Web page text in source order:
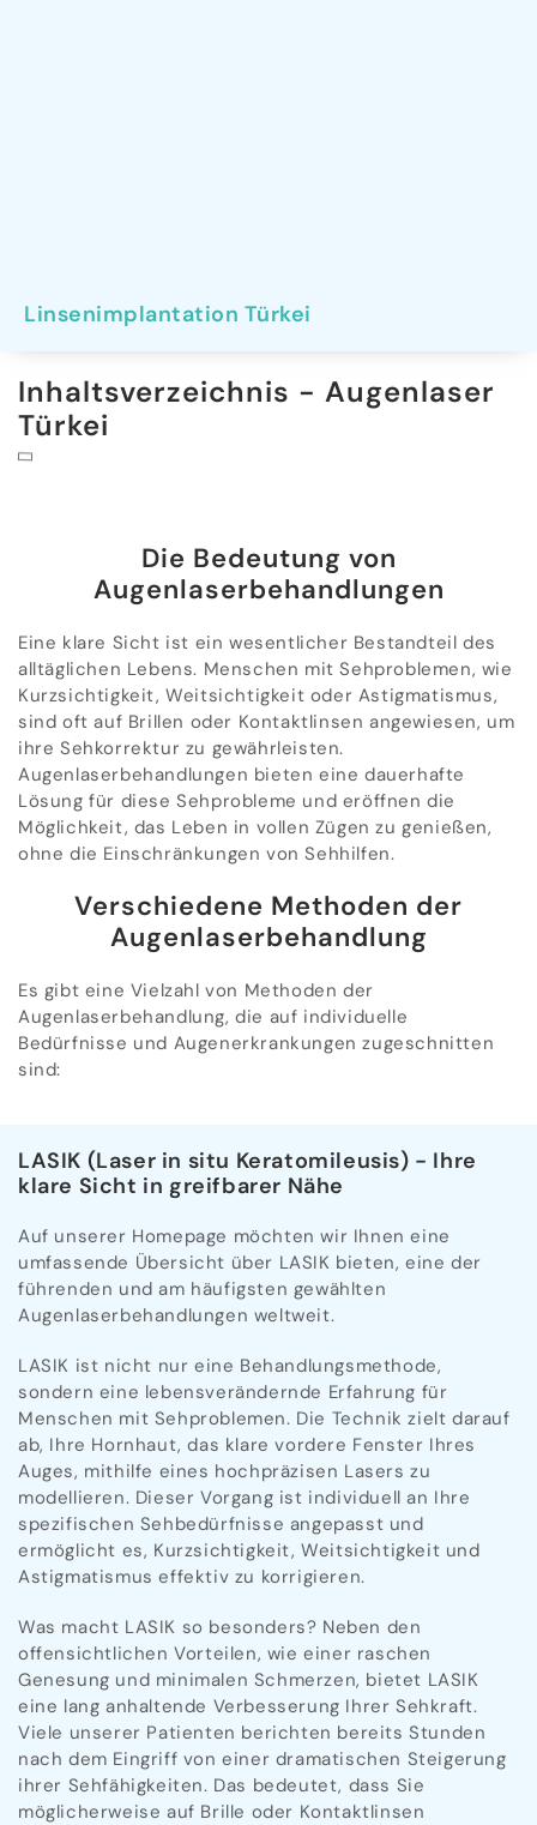
Linsenimplantation Türkei
Inhaltsverzeichnis - Augenlaser
Türkei
Die Bedeutung von
Augenlaserbehandlungen
Eine klare Sicht ist ein wesentlicher Bestandteil des
alltäglichen Lebens. Menschen mit Sehproblemen, wie
Kurzsichtigkeit, Weitsichtigkeit oder Astigmatismus,
sind oft auf Brillen oder Kontaktlinsen angewiesen, um
ihre Sehkorrektur zu gewährleisten.
Augenlaserbehandlungen bieten eine dauerhafte
Lösung für diese Sehprobleme und eröffnen die
Möglichkeit, das Leben in vollen Zügen zu genießen,
ohne die Einschränkungen von Sehhilfen.
Verschiedene Methoden der
Augenlaserbehandlung
Es gibt eine Vielzahl von Methoden der
Augenlaserbehandlung, die auf individuelle
Bedürfnisse und Augenerkrankungen zugeschnitten
sind:
LASIK (Laser in situ Keratomileusis) - Ihre
klare Sicht in greifbarer Nähe
Auf unserer Homepage möchten wir Ihnen eine
umfassende Übersicht über LASIK bieten, eine der
führenden und am häufigsten gewählten
Augenlaserbehandlungen weltweit.
LASIK ist nicht nur eine Behandlungsmethode,
sondern eine lebensverändernde Erfahrung für
Menschen mit Sehproblemen. Die Technik zielt darauf
ab, Ihre Hornhaut, das klare vordere Fenster Ihres
Auges, mithilfe eines hochpräzisen Lasers zu
modellieren. Dieser Vorgang ist individuell an Ihre
spezifischen Sehbedürfnisse angepasst und
ermöglicht es, Kurzsichtigkeit, Weitsichtigkeit und
Astigmatismus effektiv zu korrigieren.
Was macht LASIK so besonders? Neben den
offensichtlichen Vorteilen, wie einer raschen
Genesung und minimalen Schmerzen, bietet LASIK
eine lang anhaltende Verbesserung Ihrer Sehkraft.
Viele unserer Patienten berichten bereits Stunden
nach dem Eingriff von einer dramatischen Steigerung
ihrer Sehfähigkeiten. Das bedeutet, dass Sie
möglicherweise auf Brille oder Kontaktlinsen